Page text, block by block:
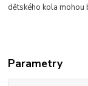
dětského kola mohou
Parametry